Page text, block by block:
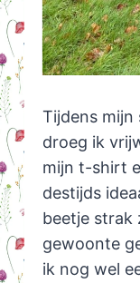
Tijdens
droeg ik
mijn t-shirt
destijds
beetje strak
gewoonte
ik nog wel